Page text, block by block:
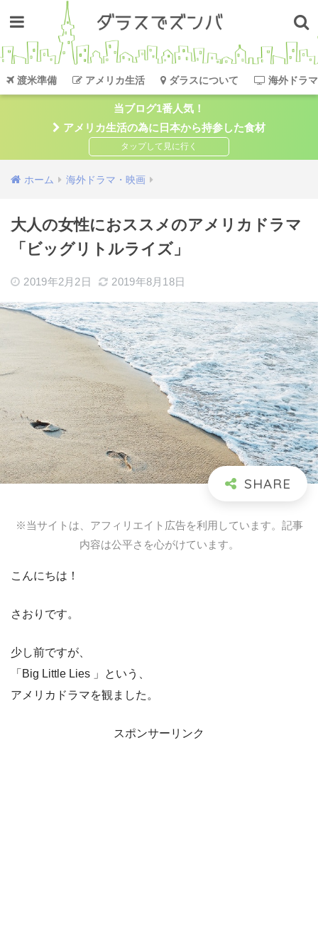
渡米準備 アメリカ生活 ダラスについて 海外ドラ
当ブログ1番人気！
アメリカ生活の為に日本から持参した食材
ホーム 海外ドラマ・映画
大人の女性におススメのアメリカドラマ
「ビッグリトルライズ」
2019年2月2日 2019年8月18日
※当サイトは、アフィリエイト広告を利用しています。記事
内容は公平さを心がけています。
こんにちは！
さおりです。
少し前ですが、
「Big Little Lies 」という、
アメリカドラマを観ました。
スポンサーリンク